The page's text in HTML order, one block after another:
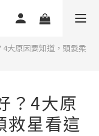
大原因要知道，頭髮柔
？4大原
救星看這